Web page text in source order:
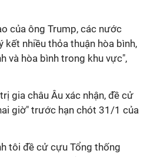
của ông Trump, các nước
nhiều thỏa thuận hòa bình,
và hòa bình trong khu vực",
gia châu Âu xác nhận, đề cử
giờ" trước hạn chót 31/1 của
tôi đề cử cựu Tổng thống